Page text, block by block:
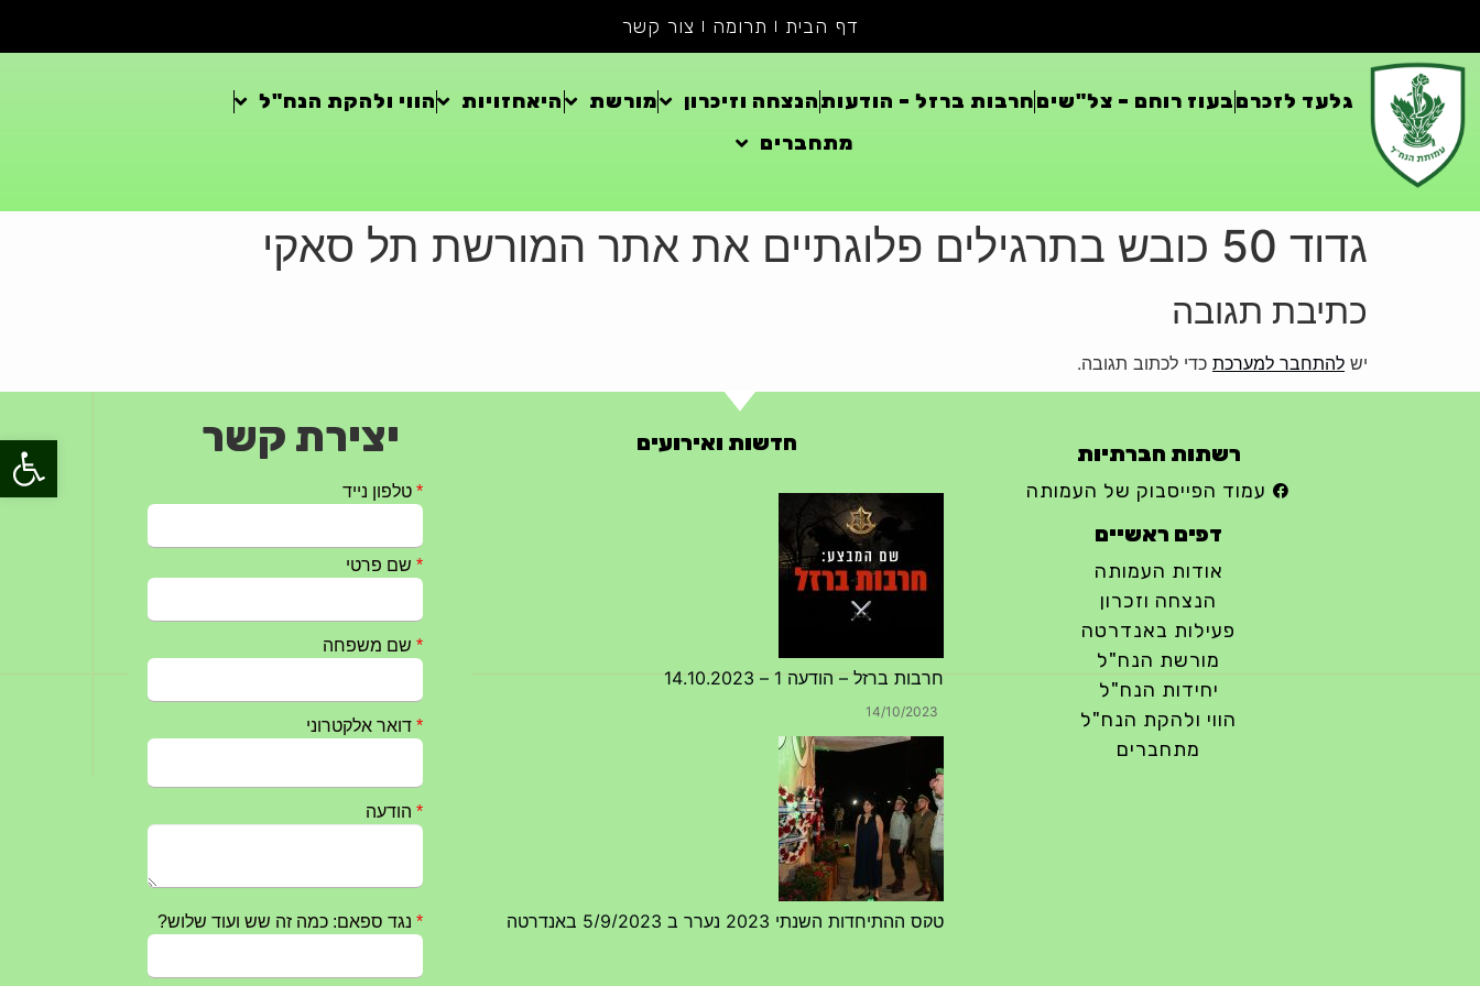
פתח
דף הבית תרומה צור קשר
גלעד לזכרםבעוז רוחם – צל"שיםחרבות ברזל – הודעותהנצחה וזיכרון מורשת היאחזויות
הווי ולהקת הנח"ל
מתחברים
גדוד 50 כובש בתרגילים פלוגתיים את אתר המורשת תל סאקי
כתיבת תגובה
יש להתחבר למערכת כדי לכתוב תגובה.
רשתות חברתיות
עמוד הפייסבוק של העמותה
דפים ראשיים
אודות העמותה
הנצחה וזכרון
פעילות באנדרטה
מורשת הנח"ל
יחידות הנח"ל
הווי ולהקת הנח"ל
מתחברים
חדשות ואירועים
חרבות ברזל – הודעה 1 – 14.10.2023
14/10/2023
טקס ההתיחדות השנתי 2023 נערך ב 5/9/2023 באנדרטה
יצירת קשר